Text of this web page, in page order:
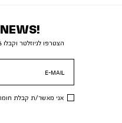
הצטרפו לניוזלטר וקבלו 10% הנחה לקנייה ראשונה באתר
E-MAIL
אני מאשר/ת קבלת